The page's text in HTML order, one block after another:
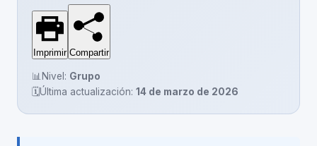
Imprimir Compartir
📊 Nivel: Grupo
🗓️Última actualización: 14 de marzo de 2026